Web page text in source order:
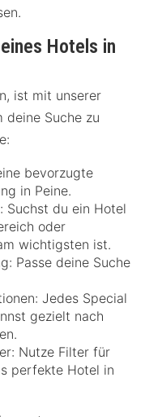
Hotels in
ist mit unserer
deine Suche zu
bevorzugte
in Peine.
Suchst du ein Hotel
oder
wichtigsten ist.
Passe deine Suche
Jedes Special
gezielt nach
Nutze Filter für
perfekte Hotel in